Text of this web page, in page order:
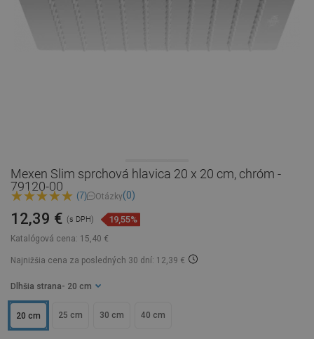
Mexen Slim sprchová hlavica 20 x 20 cm, chróm -
79120-00
(7) Otázky(0)
Katalógová cena: 15,40 €
12,39 € (s DPH) 19,55%
Najnižšia cena za posledných 30 dní: 12,39 €
Dlhšia strana - 20 cm
20 cm 25 cm 30 cm 40 cm